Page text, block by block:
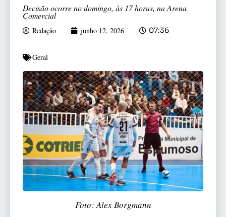
Decisão ocorre no domingo, às 17 horas, na Arena
Comercial
Redação junho 12, 2026 07:36
Geral
Foto: Alex Borgmann